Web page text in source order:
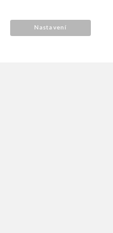
Nastavení